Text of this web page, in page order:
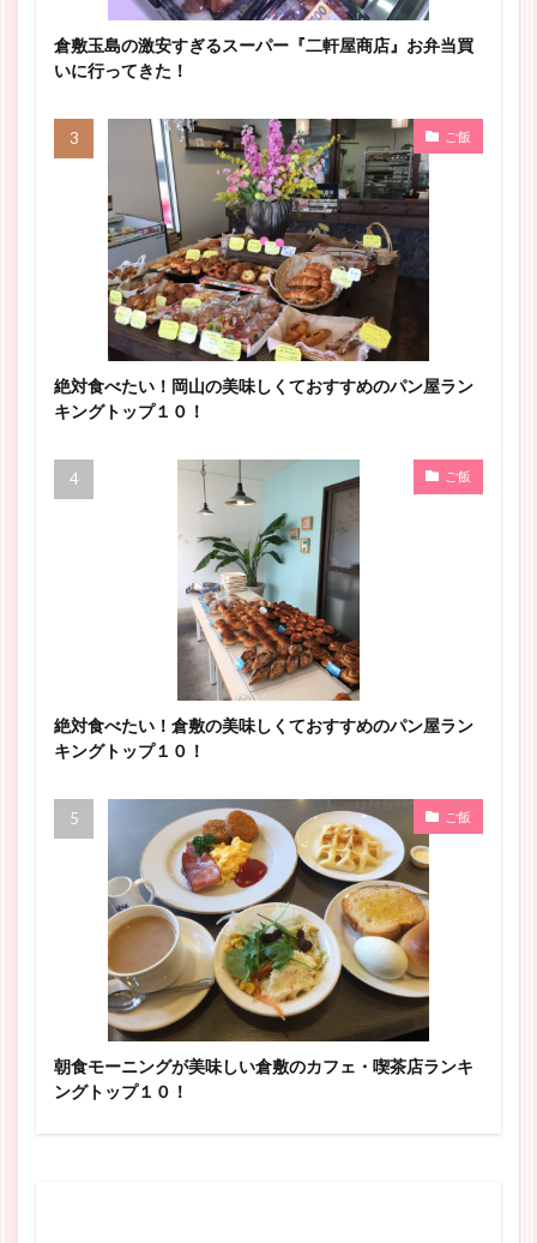
倉敷玉島の激安すぎるスーパー『二軒屋商店』お弁当買
いに行ってきた！
ご飯
絶対食べたい！岡山の美味しくておすすめのパン屋ラン
キングトップ１０！
ご飯
絶対食べたい！倉敷の美味しくておすすめのパン屋ラン
キングトップ１０！
ご飯
朝食モーニングが美味しい倉敷のカフェ・喫茶店ランキ
ングトップ１０！